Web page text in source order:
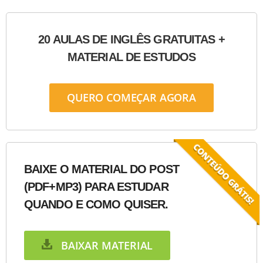
20 AULAS DE INGLÊS GRATUITAS +
MATERIAL DE ESTUDOS
QUERO COMEÇAR AGORA
BAIXE O MATERIAL DO POST
(PDF+MP3) PARA ESTUDAR
QUANDO E COMO QUISER.
BAIXAR MATERIAL